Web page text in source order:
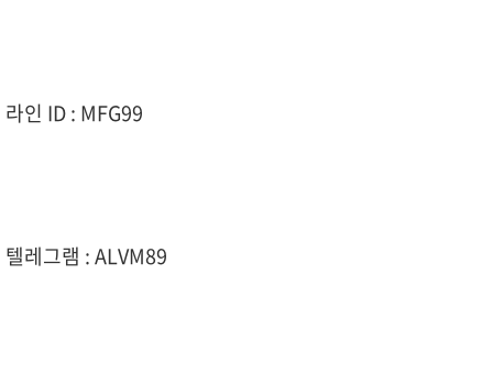
라인 ID : MFG99
텔레그램 : ALVM89